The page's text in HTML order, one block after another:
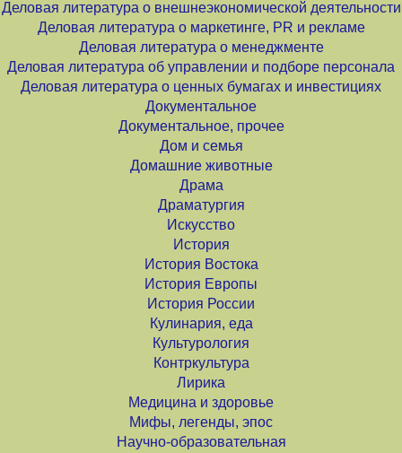
Деловая литература о внешнеэкономической деятельности
Деловая литература о маркетинге, PR и рекламе
Деловая литература о менеджменте
Деловая литература об управлении и подборе персонала
Деловая литература о ценных бумагах и инвестициях
Документальное
Документальное, прочее
Дом и семья
Домашние животные
Драма
Драматургия
Искусство
История
История Востока
История Европы
История России
Кулинария, еда
Культурология
Контркультура
Лирика
Медицина и здоровье
Мифы, легенды, эпос
Научно-образовательная